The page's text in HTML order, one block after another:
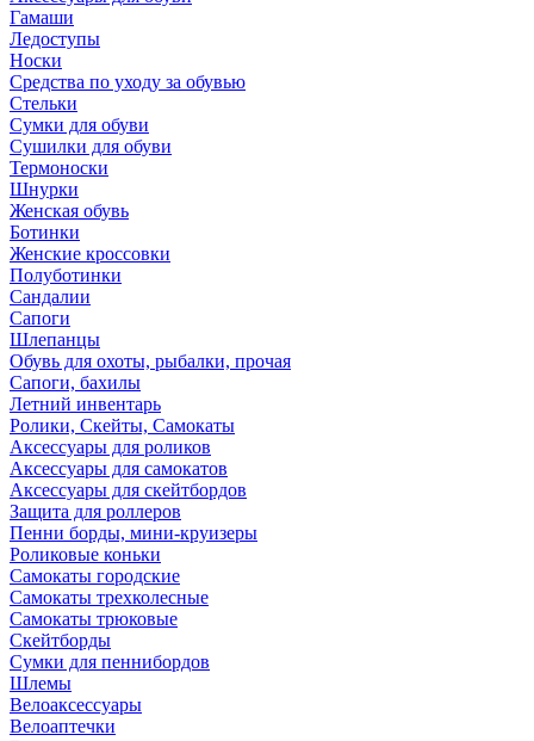
Гамаши
Ледоступы
Носки
Средства по уходу за обувью
Стельки
Сумки для обуви
Сушилки для обуви
Термоноски
Шнурки
Женская обувь
Ботинки
Женские кроссовки
Полуботинки
Сандалии
Сапоги
Шлепанцы
Обувь для охоты, рыбалки, прочая
Сапоги, бахилы
Летний инвентарь
Ролики, Скейты, Самокаты
Аксессуары для роликов
Аксессуары для самокатов
Аксессуары для скейтбордов
Защита для роллеров
Пенни борды, мини-круизеры
Роликовые коньки
Самокаты городские
Самокаты трехколесные
Самокаты трюковые
Скейтборды
Сумки для пеннибордов
Шлемы
Велоаксессуары
Велоаптечки